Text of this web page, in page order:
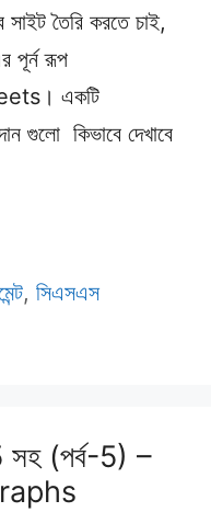
তৈরি করতে চাই,
পূর্ন রূপ
একটি
গুলো কিভাবে দেখাবে
, সিএসএস
(পর্ব-5) –